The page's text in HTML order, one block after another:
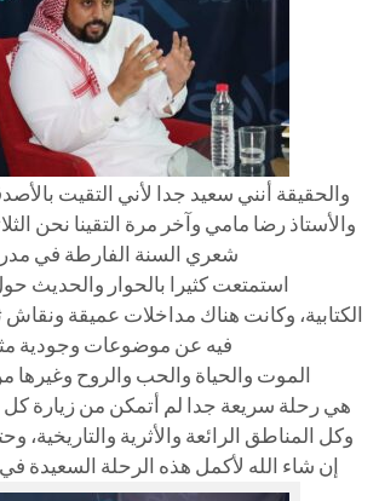
والحقيقة أنني سعيد جدا لأني التقيت
والأستاذ رضا مامي وآخر مرة التقينا نحن
شعري السنة الفارطة في
استمتعت كثيرا بالحوار والحديث
الكتابية، وكانت هناك مداخلات عميقة ونقاش
فيه عن موضوعات وجودية
الموت والحياة والحب والروح وغيرها
هي رحلة سريعة جدا لم أتمكن من زيارة كل
وكل المناطق الرائعة والأثرية والتاريخية،
إن شاء الله لأكمل هذه الرحلة السعيدة في